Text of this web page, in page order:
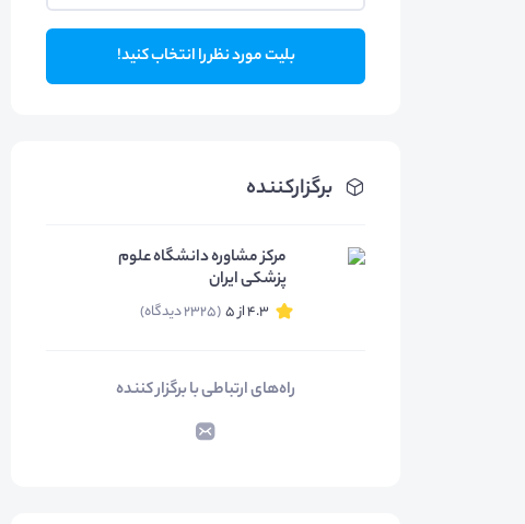
بلیت مورد نظر را انتخاب کنید!
برگزارکننده
مرکز مشاوره دانشگاه علوم
پزشکی ایران
4.3 از 5 (2325 دیدگاه)
راه‌های ارتباطی با برگزار کننده